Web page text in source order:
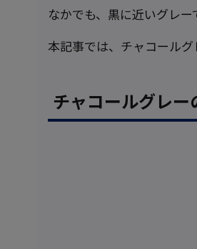
なかでも、黒に近いグレ
本記事では、チャコール
チャコールグレー